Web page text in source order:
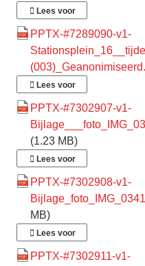
Lees voor
PPTX-#7289090-v1-
Lees voor
PPTX-#7302907-v1-
(1.23 MB)
Lees voor
PPTX-#7302908-v1-
MB)
Lees voor
PPTX-#7302911-v1-